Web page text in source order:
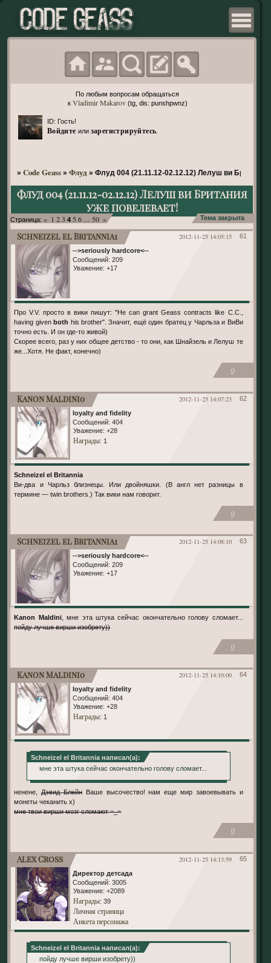
По любым вопросам обращаться
к Vladimir Makarov(tg, dis: punshpwnz)
ID: Гость!
Войдите или зарегистрируйтесь
» Code Geass » Флуд » Флуд 004 (21.11.12-02.12.12) Лелуш ви Британия
Флуд 004 (21.11.12-02.12.12) Лелуш ви Британия
уже повелевает!
Страница: « 1 2 3 4 5 6 50 » Тема закрыта
61
2012-11-25 14:05:15
Schneizel el Britannia1
-->seriously hardcore<--
Сообщений: 209
Уважение: +17
Про V.V. просто в вики пишут: "He can grant Geass contracts like C.C.,
having givenboth his brother". Значит, ещё один братец у Чарльза и ВиВи
точно есть. И он где-то живой)
Скорее всего, раз у них общее детство - то они, как Шнайзель и Лелуш те
же...Хотя. Не факт, конечно)
0
62
2012-11-25 14:07:23
Kanon Maldini0
loyalty and fidelity
Сообщений: 404
Уважение: +28
Награды: 1
Schneizel el Britannia
Ви-два и Чарльз близнецы. Или двойняшки. (В англ нет разницы в
термине — twin brothers.) Так вики нам говорит.
0
63
2012-11-25 14:08:10
Schneizel el Britannia1
-->seriously hardcore<--
Сообщений: 209
Уважение: +17
Kanon Maldini, мне эта штука сейчас окончательно голову сломает...
пойду лучше вирши изобрету))
0
64
2012-11-25 14:10:00
Kanon Maldini0
loyalty and fidelity
Сообщений: 404
Уважение: +28
Награды: 1
Schneizel el Britannia написал(а):
мне эта штука сейчас окончательно голову сломает...
ненене,Дэвид БлейнВаше высочество! нам еще мир завоевывать и
монеты чеканить х)
мне твои вирши мозг сломают =_=
0
65
2012-11-25 14:13:59
Alex Cross
Директор детсада
Сообщений: 3005
Уважение: +2089
Награды: 39
Личная страница
Анкета персонажа
Schneizel el Britannia написал(а):
пойду лучше вирши изобрету))